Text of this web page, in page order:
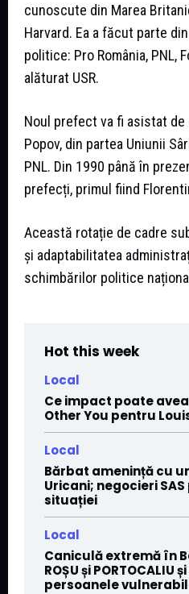
cunoscute din Marea
Harvard. Ea a făcut parte
politice: Pro România, PNL,
alăturat USR.
Noul prefect va fi asistat
Popov, din partea Uniunii
PNL. Din 1990 până în
prefecți, primul fiind
Această rotație de cadre
și adaptabilitatea
schimbărilor politice
Hot this week
Local
Ce impact poate
Other You pentru
Local
Bărbat amenință cu
Uricani; negocieri
situației
Local
Caniculă extremă în
ROȘU și
persoanele